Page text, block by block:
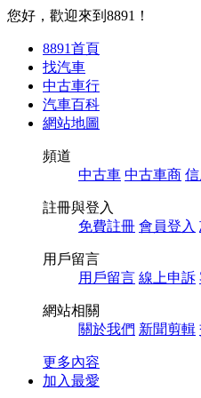
您好，歡迎來到8891！
8891首頁
找汽車
中古車行
汽車百科
網站地圖
頻道
中古車 中古車商
註冊與登入
免費註冊 會員登入
用戶留言
用戶留言 線上申訴
網站相關
關於我們 新聞剪輯
更多內容
加入最愛